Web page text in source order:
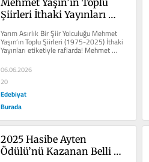
Şiirleri İthaki Yayınları
Yarım Asırlık Bir Şiir Yolculuğu Mehmet
Yaşın’ın Toplu Şiirleri (1975-2025) İthaki
Yayınları etiketiyle raflarda! Mehmet
Yaşın’ın...
06.06.2026
20
Edebiyat
Burada
2025 Hasibe Ayten
Ödülü’nü Kazanan Belli